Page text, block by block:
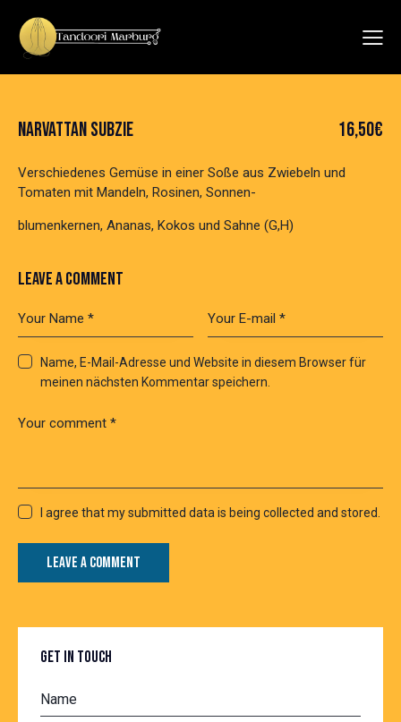
NARVATTAN SUBZIE 16,50€
Verschiedenes Gemüse in einer Soße aus Zwiebeln und
Tomaten mit Mandeln, Rosinen, Sonnen-
blumenkernen, Ananas, Kokos und Sahne (G,H)
LEAVE A COMMENT
Name, E-Mail-Adresse und Website in diesem Browser für
meinen nächsten Kommentar speichern.
I agree that my submitted data is being collected and stored.
GET IN TOUCH